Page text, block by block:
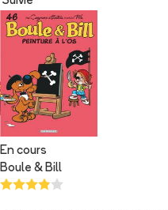
En cours
Boule & Bill